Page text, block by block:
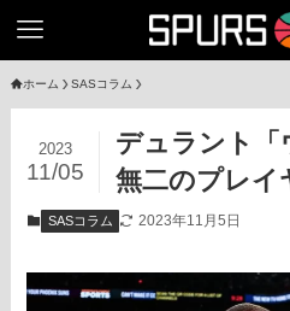
ホーム SASコラム
デュラント「
無二のプレイ
2023
11/05
SASコラム 2023年11月5日